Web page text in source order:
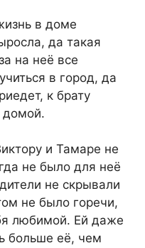
в доме
да такая
на неё все
в город, да
к брату
домой.
и Тамаре не
не было для неё
не скрывали
не было горечи,
любимой. Ей даже
больше её, чем